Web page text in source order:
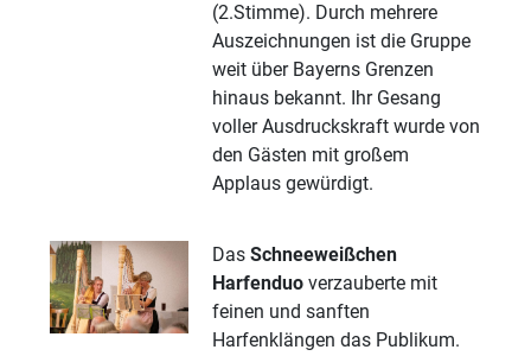
(2.Stimme). Durch mehrere
Auszeichnungen ist die Gruppe
weit über Bayerns Grenzen
hinaus bekannt. Ihr Gesang
voller Ausdruckskraft wurde von
den Gästen mit großem
Applaus gewürdigt.
Das Schneeweißchen
Harfenduo verzauberte mit
feinen und sanften
Harfenklängen das Publikum.